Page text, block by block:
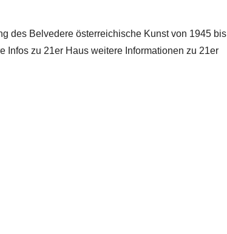
des Belvedere österreichische Kunst von 1945 bis
Infos zu 21er Haus weitere Informationen zu 21er